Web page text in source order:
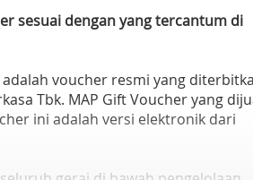
sesuai dengan yang tercantum di
adalah voucher resmi yang
Tbk. MAP Gift Voucher yang
ini adalah versi elektronik dari